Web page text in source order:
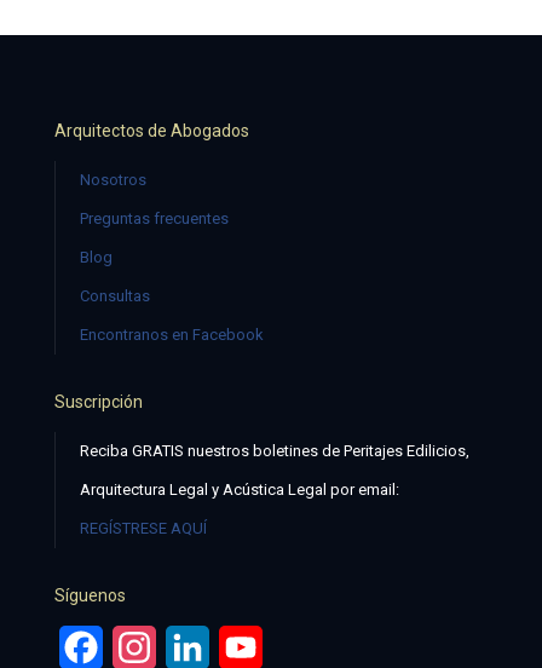
Arquitectos de Abogados
Nosotros
Preguntas frecuentes
Blog
Consultas
Encontranos en Facebook
Suscripción
Reciba GRATIS nuestros boletines de Peritajes Edilicios,
Arquitectura Legal y Acústica Legal por email:
REGÍSTRESE AQUÍ
Síguenos
FacebookInstagramLinkedIn